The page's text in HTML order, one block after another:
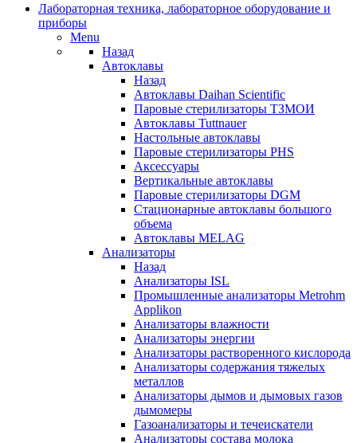
Лабораторная техника, лабораторное оборудование и
приборы
Menu
Назад
Автоклавы
Назад
Автоклавы Daihan Scientific
Паровые стерилизаторы ТЗМОИ
Автоклавы Tuttnauer
Наcтольные автоклавы
Паровые стерилизаторы PHS
Аксессуары
Вертикальные автоклавы
Паровые стерилизаторы DGM
Стационарные автоклавы большого
объема
Автоклавы MELAG
Анализаторы
Назад
Анализаторы ISL
Промышленные анализаторы Metrohm
Applikon
Анализаторы влажности
Анализаторы энергии
Анализаторы растворенного кислорода
Анализаторы содержания тяжелых
металлов
Анализаторы дымов и дымовых газов
дымомеры
Газоанализаторы и течеискатели
Анализаторы состава молока